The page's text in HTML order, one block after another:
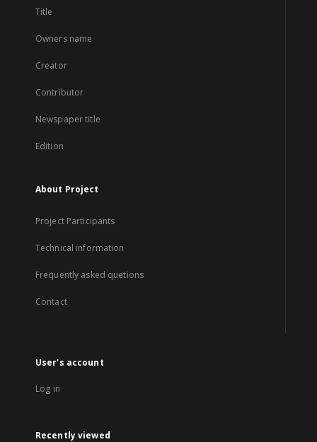
Title
Owners name
Creator
Contributor
Newspaper title
Edition
About Project
Project Participants
Technical information
Frequently asked quetions
Contact
User's account
Log in
Recently viewed